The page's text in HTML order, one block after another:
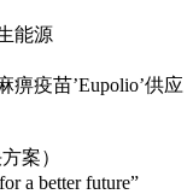
能源
疫苗’Eupolio’供应
案）
a better future”